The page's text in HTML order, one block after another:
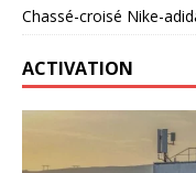
Chassé-croisé Nike-
ACTIVATION